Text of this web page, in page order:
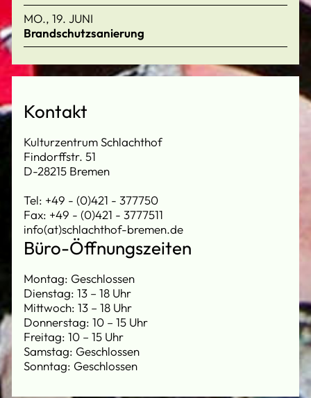
MO., 19. JUNI
Brandschutzsanierung
Kontakt
Kulturzentrum Schlachthof
Findorffstr. 51
D-28215 Bremen
Tel: +49 - (0)421 - 377750
Fax: +49 - (0)421 - 3777511
info(at)schlachthof-bremen.de
Büro-Öffnungszeiten
Montag: Geschlossen
Dienstag: 13 – 18 Uhr
Mittwoch: 13 – 18 Uhr
Donnerstag: 10 – 15 Uhr
Freitag: 10 – 15 Uhr
Samstag: Geschlossen
Sonntag: Geschlossen